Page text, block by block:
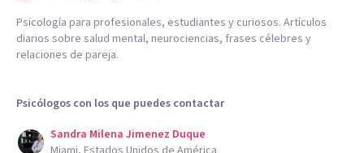
Psicología para profesionales, estudiantes y curiosos. Artículos
diarios sobre salud mental, neurociencias, frases célebres y
relaciones de pareja.
Psicólogos con los que puedes contactar
Sandra Milena Jimenez Duque